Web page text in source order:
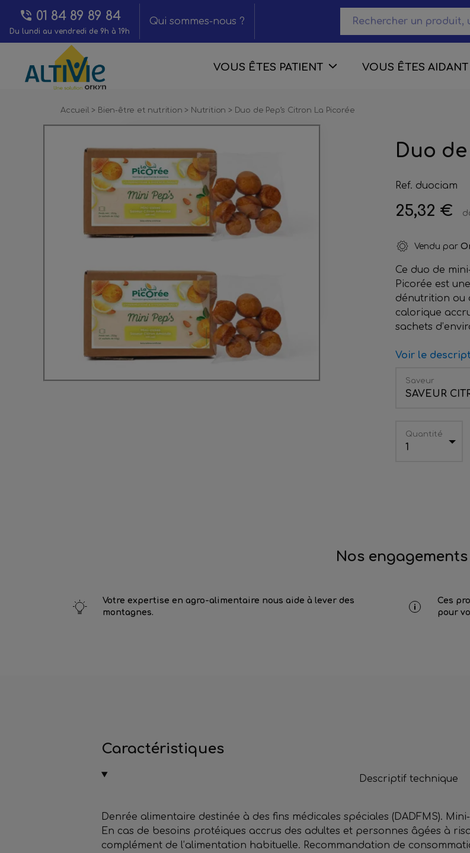
01 84 89 89 84
Du lundi au vendredi de 9h à 19h
Qui sommes-nous ?
VOUS ÊTES PATIENT VOUS ÊTES AIDANT
Accueil> Bien-être et nutrition> Nutrition> Duo de Pep’s Citron La Picorée
Duo
Ref. duociam
25,32 €
Vendu par
Ce duo de
Picorée est
dénutrition ou
calorique
sachets
Voir le
Saveur
SAVEUR
Quantité
1
Nos engagements
Votre expertise en agro-alimentaire nous aide à lever des
montagnes.
Ces
pour
Caractéristiques
Descriptif technique
Denrée alimentaire destinée à des fins médicales spéciales (DADFMS).
En cas de besoins protéiques accrus des adultes et personnes âgées à
complément de l’alimentation habituelle. Recommandation de